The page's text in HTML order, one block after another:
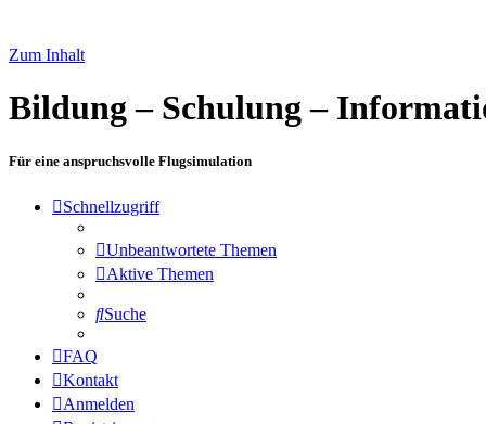
Zum Inhalt
Bildung – Schulung –
Für eine anspruchsvolle Flugsimulation
Schnellzugriff
Unbeantwortete Themen
Aktive Themen
Suche
FAQ
Kontakt
Anmelden